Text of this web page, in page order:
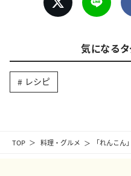
TOP 料理・グルメ 「れんこ
気になるタ
レシピ